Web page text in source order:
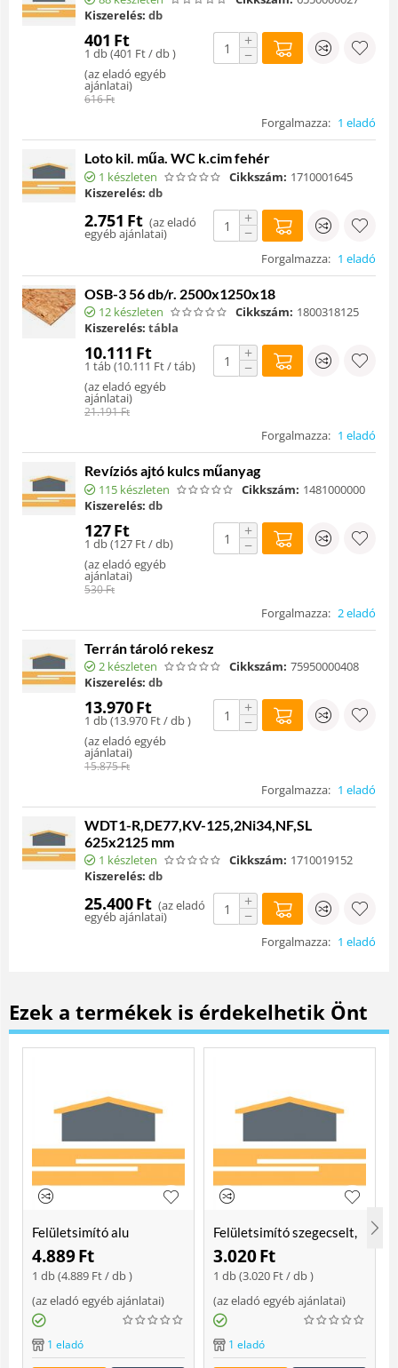
Kiszerelés: db
401 Ft
1 db (401 Ft/ db )
(az eladó egyéb
ajánlatai)
616Ft
+
−
Forgalmazza: 1 eladó
Loto kil. műa. WC k.cim fehér
1 készleten Cikkszám: 1710001645
Kiszerelés: db
2.751 Ft (az eladó
egyéb ajánlatai)
+
−
Forgalmazza: 1 eladó
OSB-3 56 db/r. 2500x1250x18
12 készleten Cikkszám: 1800318125
Kiszerelés: tábla
10.111 Ft
1 táb (10.111 Ft/ táb)
(az eladó egyéb
ajánlatai)
21.191Ft
+
−
Forgalmazza: 1 eladó
Revíziós ajtó kulcs műanyag
115 készleten Cikkszám: 1481000000
Kiszerelés: db
127Ft
1 db (127 Ft/ db)
(az eladó egyéb
ajánlatai)
530Ft
+
−
Forgalmazza: 2 eladó
Terrán tároló rekesz
2 készleten Cikkszám: 75950000408
Kiszerelés: db
13.970Ft
1 db (13.970 Ft/ db )
(az eladó egyéb
ajánlatai)
15.875Ft
+
−
Forgalmazza: 1 eladó
WDT1-R,DE77,KV-125,2Ni34,NF,SL
625x2125 mm
1 készleten Cikkszám: 1710019152
Kiszerelés: db
25.400Ft (az eladó
egyéb ajánlatai)
+
−
Forgalmazza: 1 eladó
Ezek a termékek is érdekelhetik Önt
Felületsimító alu
erősített, rome 400 mm
Soft
4.889Ft
1 db (4.889 Ft/ db )
(az eladó egyéb ajánlatai)
1 eladó
Felületsimító szegecselt,
rome 400mm
3.020Ft
1 db (3.020 Ft/ db )
(az eladó egyéb ajánlatai)
1 eladó